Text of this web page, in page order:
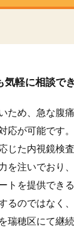
気軽に相談で
ため、急な腹
応が可能です
じた内視鏡検
を注いでおり
トを提供でき
るのではなく
瑞穂区にて継